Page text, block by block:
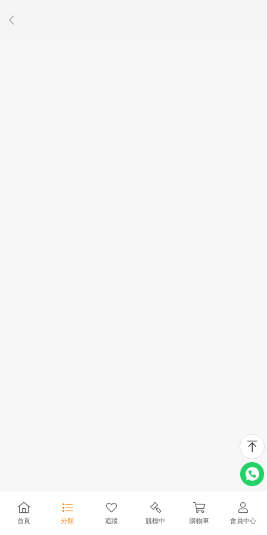
首頁 分類 追蹤 競標中 購物車 會員中心